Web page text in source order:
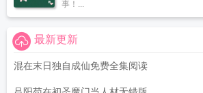
事！...
最新更新
混在末日独自成仙免费全集阅读